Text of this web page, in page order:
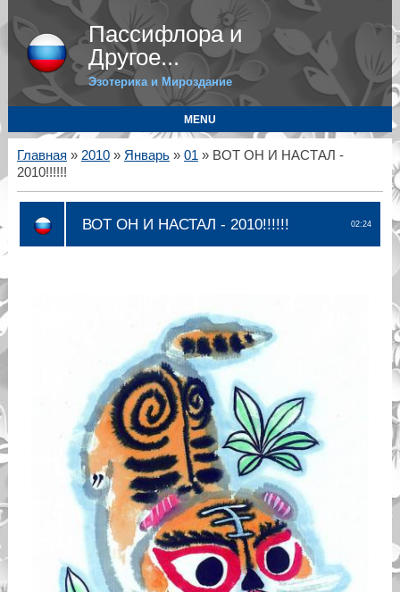
Пассифлора и
Другое...
Эзотерика и Мироздание
MENU
Главная » 2010 » Январь » 01 » ВОТ ОН И НАСТАЛ -
2010!!!!!!
02:24
ВОТ ОН И НАСТАЛ - 2010!!!!!!